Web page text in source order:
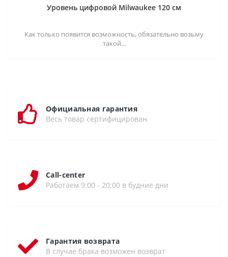
Уровень цифровой Milwaukee 120 см
Как только появится возможность, обязательно возьму
такой...
Официальная гарантия
Весь товар сертифицирован
Call-center
Работаем 9:00 - 20:00 в будние дни
Гарантия возврата
В случае брака возможен возврат